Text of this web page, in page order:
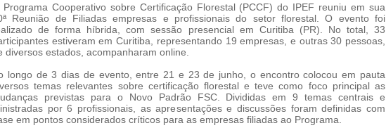
Programa Cooperativo sobre Certificação Florestal (PCCF) do IPEF reuniu em sua
Reunião de Filiadas empresas e profissionais do setor florestal. O evento foi
de forma híbrida, com sessão presencial em Curitiba (PR). No total, 33
estiveram em Curitiba, representando 19 empresas, e outras 30 pessoas,
diversos estados, acompanharam online.
longo de 3 dias de evento, entre 21 e 23 de junho, o encontro colocou em pauta
temas relevantes sobre certificação florestal e teve como foco principal as
previstas para o Novo Padrão FSC. Divididas em 9 temas centrais e
por 6 profissionais, as apresentações e discussões foram definidas com
em pontos considerados críticos para as empresas filiadas ao Programa.